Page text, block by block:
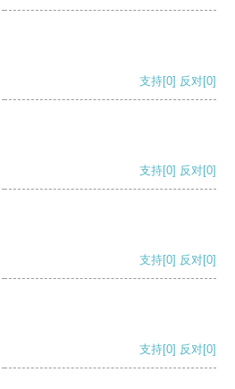
支持[0] 反对[0]
支持[0] 反对[0]
支持[0] 反对[0]
支持[0] 反对[0]